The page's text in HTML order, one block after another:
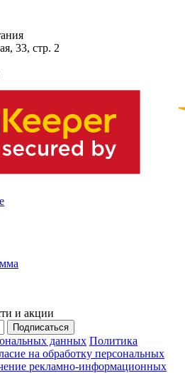
33, стр. 2
и акции
Подписаться
данных Политика
на обработку персональных
рекламно-информационных